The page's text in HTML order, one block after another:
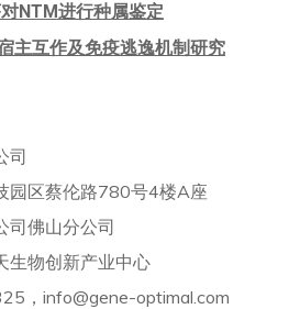
NTM进行种属鉴定
主互作及免疫逃逸机制研究
司
园区蔡伦路780号4楼A座
司佛山分公司
生物创新产业中心
，info@gene-optimal.com